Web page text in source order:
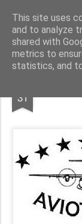
This site uses
and to analyze
shared with
metrics to
statistics, and
Pages
31
SAR -